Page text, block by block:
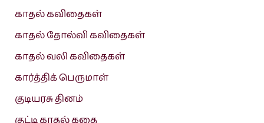
காதல் கவிதைகள்
காதல் தோல்வி கவிதைகள்
காதல் வலி கவிதைகள்
கார்த்திக் பெருமாள்
குடியரசு தினம்